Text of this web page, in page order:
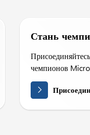
Стань
чемпионов